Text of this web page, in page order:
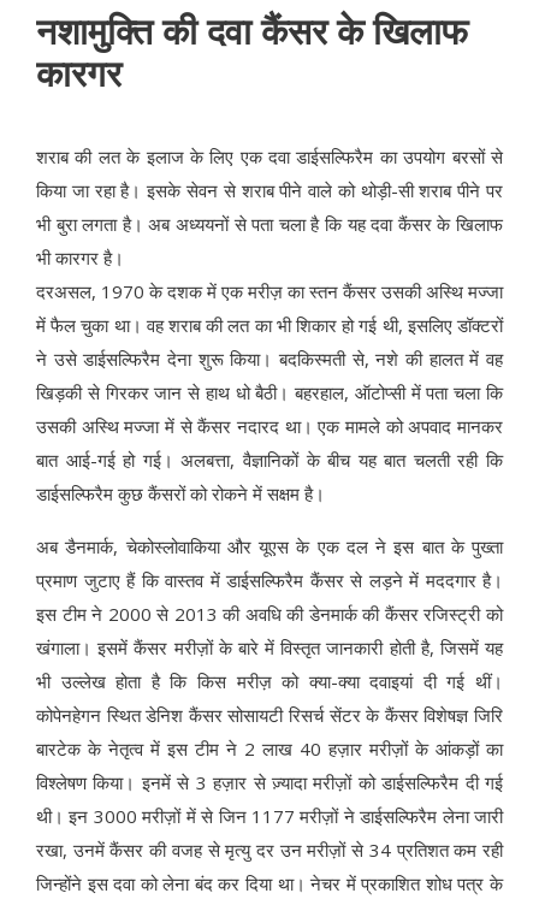
नशामुक्ति की दवा कैंसर के खिलाफ
कारगर
शराब की लत के इलाज के लिए एक दवा डाईसल्फिरैम का उपयोग बरसों से
किया जा रहा है। इसके सेवन से शराब पीने वाले को थोड़ी-सी शराब पीने पर
भी बुरा लगता है। अब अध्ययनों से पता चला है कि यह दवा कैंसर के खिलाफ
भी कारगर है।
दरअसल, 1970 के दशक में एक मरीज़ का स्तन कैंसर उसकी अस्थि मज्जा
में फैल चुका था। वह शराब की लत का भी शिकार हो गई थी, इसलिए डॉक्टरों
ने उसे डाईसल्फिरैम देना शुरू किया। बदकिस्मती से, नशे की हालत में वह
खिड़की से गिरकर जान से हाथ धो बैठी। बहरहाल, ऑटोप्सी में पता चला कि
उसकी अस्थि मज्जा में से कैंसर नदारद था। एक मामले को अपवाद मानकर
बात आई-गई हो गई। अलबत्ता, वैज्ञानिकों के बीच यह बात चलती रही कि
डाईसल्फिरैम कुछ कैंसरों को रोकने में सक्षम है।
अब डैनमार्क, चेकोस्लोवाकिया और यूएस के एक दल ने इस बात के पुख्ता
प्रमाण जुटाए हैं कि वास्तव में डाईसल्फिरैम कैंसर से लड़ने में मददगार है।
इस टीम ने 2000 से 2013 की अवधि की डेनमार्क की कैंसर रजिस्ट्री को
खंगाला। इसमें कैंसर मरीज़ों के बारे में विस्तृत जानकारी होती है, जिसमें यह
भी उल्लेख होता है कि किस मरीज़ को क्या-क्या दवाइयां दी गई थीं।
कोपेनहेगन स्थित डेनिश कैंसर सोसायटी रिसर्च सेंटर के कैंसर विशेषज्ञ जिरि
बारटेक के नेतृत्व में इस टीम ने 2 लाख 40 हज़ार मरीज़ों के आंकड़ों का
विश्लेषण किया। इनमें से 3 हज़ार से ज़्यादा मरीज़ों को डाईसल्फिरैम दी गई
थी। इन 3000 मरीज़ों में से जिन 1177 मरीज़ों ने डाईसल्फिरैम लेना जारी
रखा, उनमें कैंसर की वजह से मृत्यु दर उन मरीज़ों से 34 प्रतिशत कम रही
जिन्होंने इस दवा को लेना बंद कर दिया था। नेचर में प्रकाशित शोध पत्र के